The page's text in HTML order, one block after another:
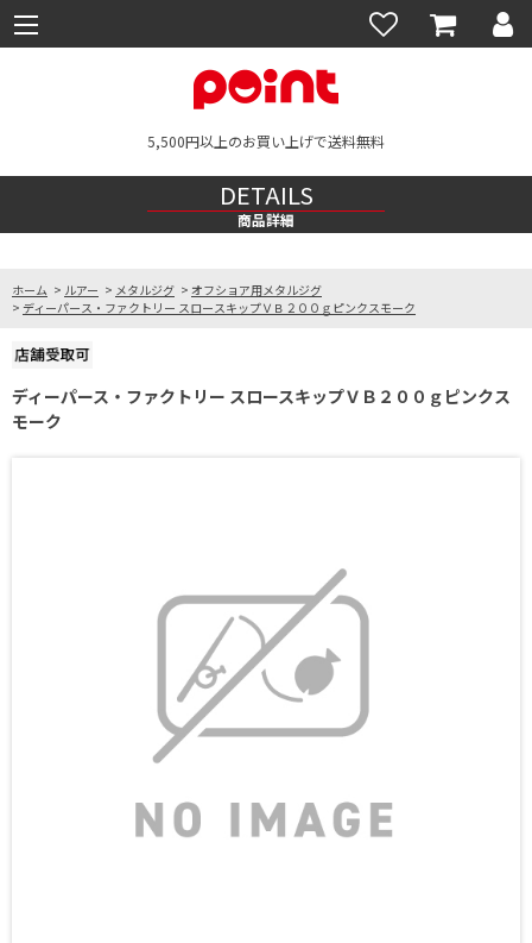
5,500円以上のお買い上げで送料無料
DETAILS
商品詳細
ホーム > ルアー > メタルジグ > オフショア用メタルジグ
> ディーパース・ファクトリー スロースキップＶＢ２００ｇピンクスモーク
ディーパース・ファクトリー スロースキップＶＢ２００ｇピンクス
モーク